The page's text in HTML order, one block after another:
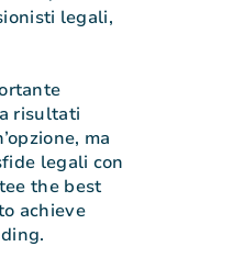
legali,
risultati
ma
legali con
the best
achieve